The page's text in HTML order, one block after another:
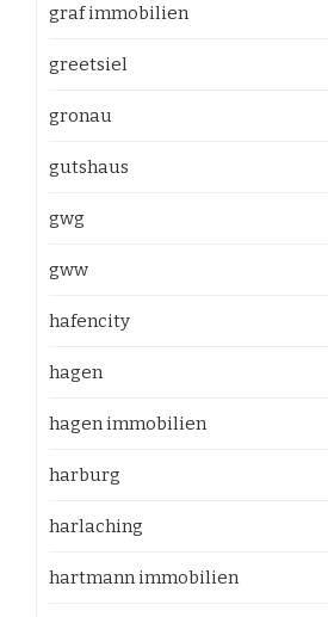
graf immobilien
greetsiel
gronau
gutshaus
gwg
gww
hafencity
hagen
hagen immobilien
harburg
harlaching
hartmann immobilien